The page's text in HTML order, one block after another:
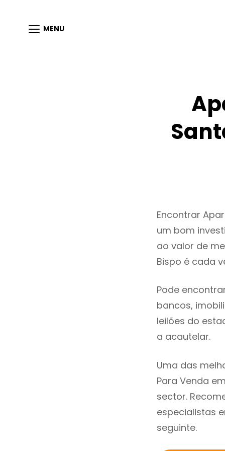
MENU
Encontrar
um bom
ao valor de
Bispo é cada
Pode
bancos,
leilões do
a acautelar.
Uma das
Para Venda
sector.
especialistas
seguinte.